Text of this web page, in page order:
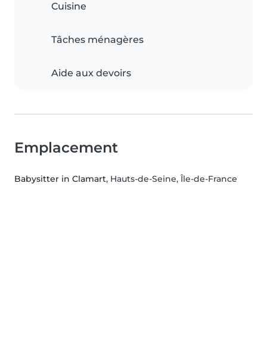
Cuisine
Tâches ménagères
Aide aux devoirs
Emplacement
Babysitter in Clamart, Hauts-de-Seine, Île-de-France